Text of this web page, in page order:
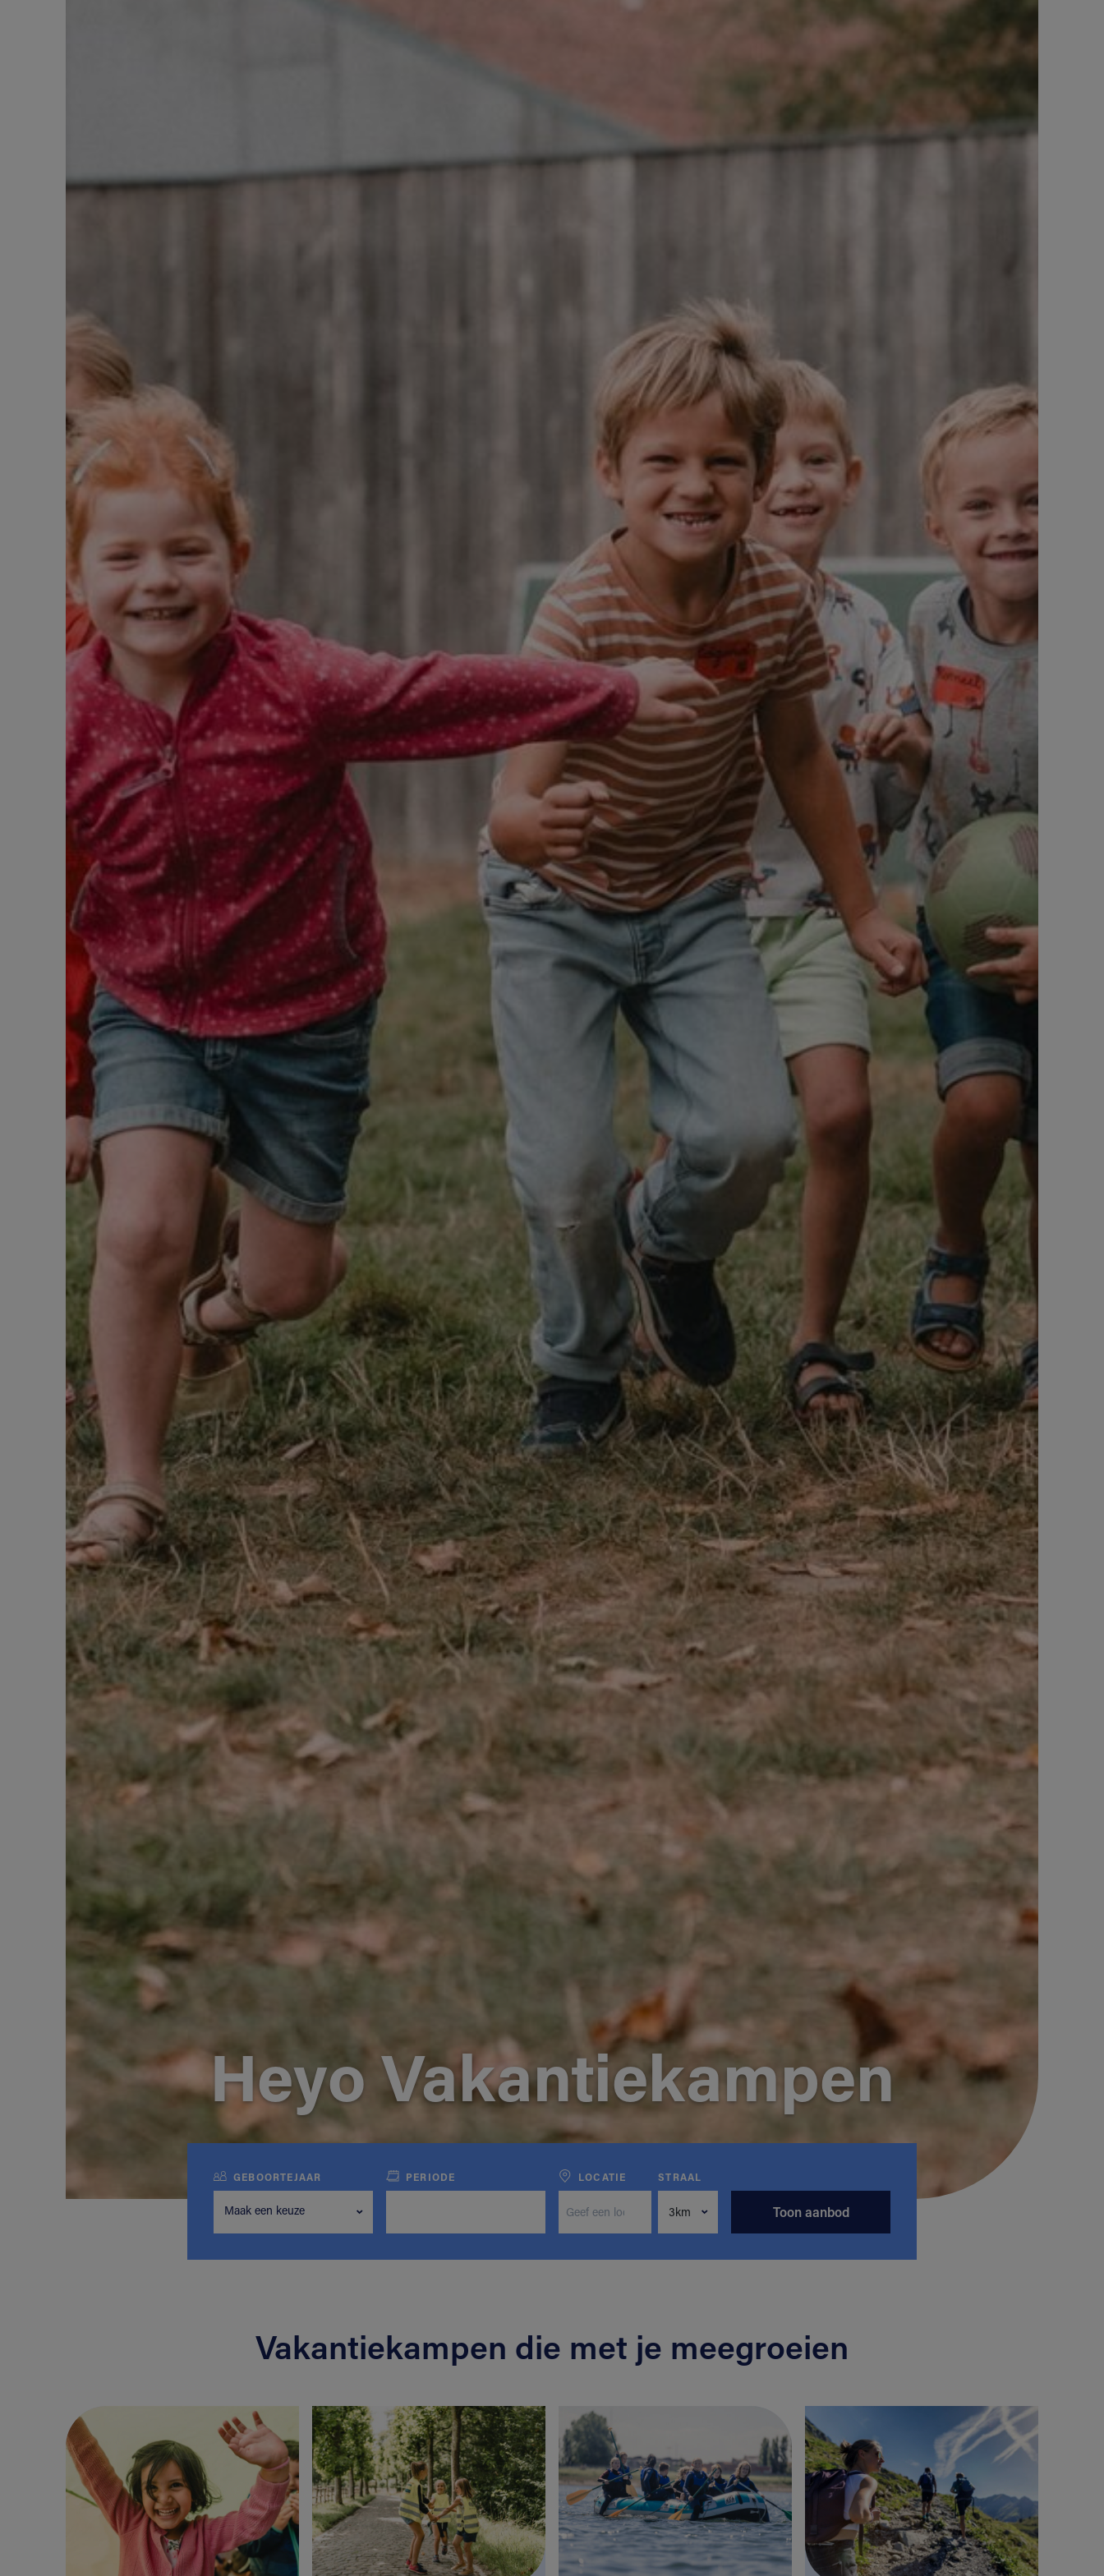
Heyo Vakantiekampen
GEBOORTEJAAR
Maak een keuze
PERIODE LOCATIE STRAAL
Toon aanbod
Vakantiekampen die met je meegroeien